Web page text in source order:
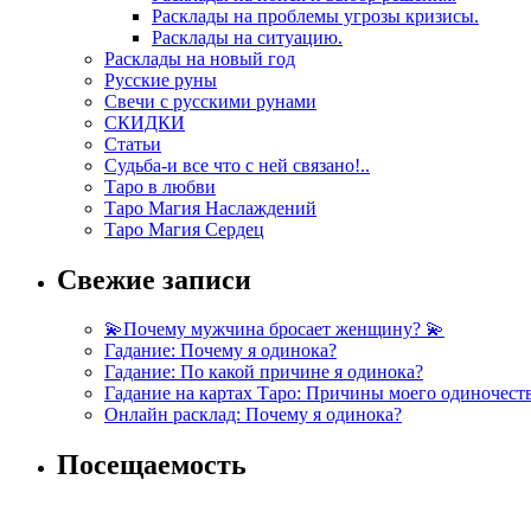
Расклады на проблемы угрозы кризисы.
Расклады на ситуацию.
Расклады на новый год
Русские руны
Свечи с русскими рунами
СКИДКИ
Статьи
Судьба-и все что с ней связано!..
Таро в любви
Таро Магия Наслаждений
Таро Магия Сердец
Свежие записи
💫Почему мужчина бросает женщину? 💫
Гадание: Почему я одинока?
Гадание: По какой причине я одинока?
Гадание на картах Таро: Причины моего
Онлайн расклад: Почему я одинока?
Посещаемость